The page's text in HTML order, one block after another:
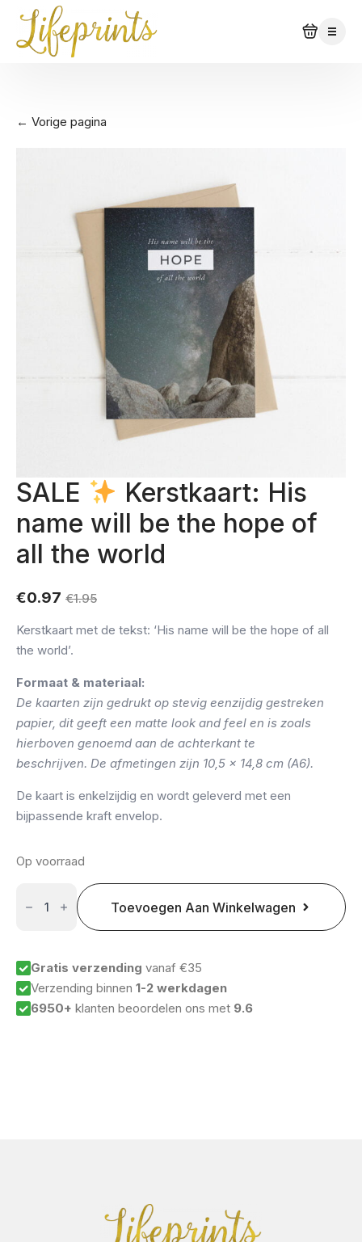
← Vorige pagina
SALE
Kerstkaart: His
name will be the hope of
all the world
€1.95
Oorspronkelijke
prijs
was:
€1.95.
€0.97
Huidige
prijs
is:
€0.97.
Kerstkaart met de tekst: ‘His name will be the hope of all
the world’.
Formaat & materiaal:
De kaarten zijn gedrukt op stevig eenzijdig gestreken
papier, dit geeft een matte look and feel en is zoals
hierboven genoemd aan de achterkant te
beschrijven. De afmetingen zijn 10,5 x 14,8 cm (A6).
De kaart is enkelzijdig en wordt geleverd met een
bijpassende kraft envelop.
Op voorraad
Kerstkaart:
be
the
hope
of
all
Toevoegen Aan Winkelwagen
Gratis verzending vanaf €35
Verzending binnen 1-2 werkdagen
6950+ klanten beoordelen ons met 9.6